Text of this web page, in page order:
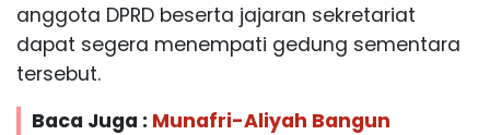
anggota DPRD beserta jajaran sekretariat
dapat segera menempati gedung sementara
tersebut.
Baca Juga : Munafri-Aliyah Bangun